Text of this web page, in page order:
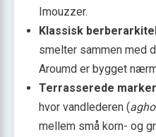
Imouzzer.
Klassisk
smelter sammen med
Aroumd er bygget
Terrasserede
hvor vandlederen (
mellem små korn- og